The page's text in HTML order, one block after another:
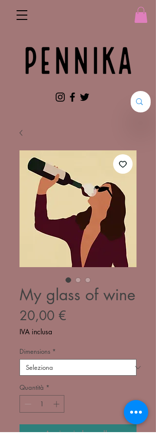
My glass of wine
20,00 €
IVA inclusa
Dimensions *
Quantità *
Aggiungi al carrello